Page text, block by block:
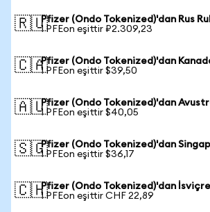
🇷🇺Pfizer (Ondo Tokenized)'dan Rus
1 PFEon eşittir ₽2.309,23
🇨🇦Pfizer (Ondo Tokenized)'dan
1 PFEon eşittir $39,50
🇦🇺Pfizer (Ondo Tokenized)'dan
1 PFEon eşittir $40,05
🇸🇬Pfizer (Ondo Tokenized)'dan
1 PFEon eşittir $36,17
🇨🇭Pfizer (Ondo Tokenized)'dan İsviçre
1 PFEon eşittir CHF 22,89